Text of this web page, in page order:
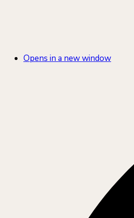
Opens in a new window